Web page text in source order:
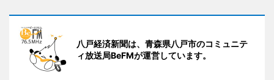
八戸経済新聞は、青森県八戸市のコミュニテ
ィ放送局BeFMが運営しています。